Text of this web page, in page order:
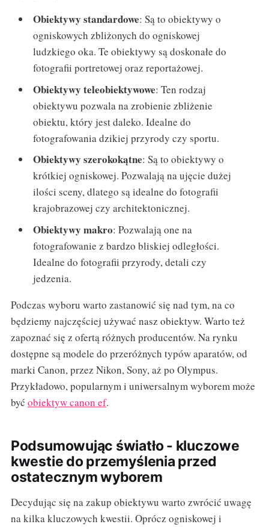
Obiektywy standardowe: Są to obiektywy o
ogniskowych zbliżonych do ogniskowej
ludzkiego oka. Te obiektywy są doskonałe do
fotografii portretowej oraz reportażowej.
Obiektywy teleobiektywowe: Ten rodzaj
obiektywu pozwala na zrobienie zbliżenie
obiektu, który jest daleko. Idealne do
fotografowania dzikiej przyrody czy sportu.
Obiektywy szerokokątne: Są to obiektywy o
krótkiej ogniskowej. Pozwalają na ujęcie dużej
ilości sceny, dlatego są idealne do fotografii
krajobrazowej czy architektonicznej.
Obiektywy makro: Pozwalają one na
fotografowanie z bardzo bliskiej odległości.
Idealne do fotografii przyrody, detali czy
jedzenia.
Podczas wyboru warto zastanowić się nad tym, na co
będziemy najczęściej używać nasz obiektyw. Warto też
zapoznać się z ofertą różnych producentów. Na rynku
dostępne są modele do przeróżnych typów aparatów, od
marki Canon, przez Nikon, Sony, aż po Olympus.
Przykładowo, popularnym i uniwersalnym wyborem może
być obiektyw canon ef.
Podsumowując światło - kluczowe
kwestie do przemyślenia przed
ostatecznym wyborem
Decydując się na zakup obiektywu warto zwrócić uwagę
na kilka kluczowych kwestii. Oprócz ogniskowej i